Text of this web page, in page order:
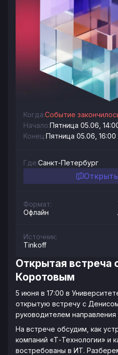
Когда:Событие
Начало:Пятница 05.06,
Конец:Пятница 05.06, 16:00
Где:Санкт-Петербург
Формат:
Офлайн
Источник:
Tinkoff
Открытая встреча
Коротовым
5 июня в 17:00 в
открытую встречу с
руководителем направления
На встрече обсудим, как
компаний «Т-Технологии» и
востребованы в ИТ.